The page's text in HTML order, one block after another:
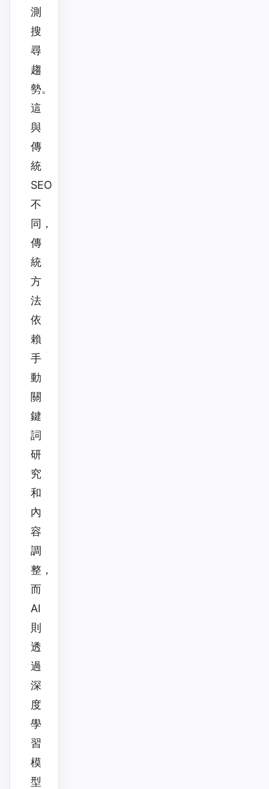
測
搜
尋
趨
勢。
這
與
傳
統
SEO
不
同，
傳
統
方
法
依
賴
手
動
關
鍵
詞
研
究
和
內
容
調
整，
而
AI
則
透
過
深
度
學
習
模
型